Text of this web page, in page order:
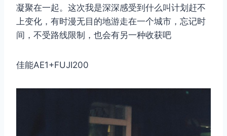
凝聚在一起。这次我是深深感受到什么叫计划赶不
上变化，有时漫无目的地游走在一个城市，忘记时
间，不受路线限制，也会有另一种收获吧
佳能AE1+FUJI200